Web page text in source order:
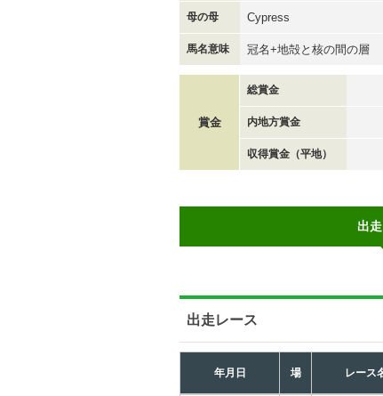
母の母 Cypress
馬名意味 冠名+地殻と核の間の層
賞金
総賞金
内地方賞金
収得賞金（平地）
出
出走レース
年月日 場 レース